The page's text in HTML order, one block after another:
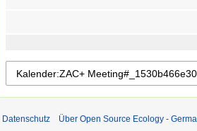
Datenschutz Über Open Source Ecology -